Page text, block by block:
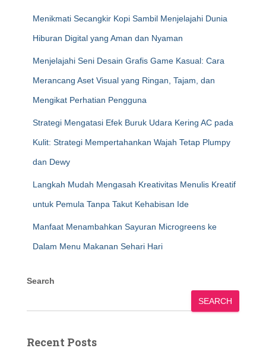
Menikmati Secangkir Kopi Sambil Menjelajahi Dunia
Hiburan Digital yang Aman dan Nyaman
Menjelajahi Seni Desain Grafis Game Kasual: Cara
Merancang Aset Visual yang Ringan, Tajam, dan
Mengikat Perhatian Pengguna
Strategi Mengatasi Efek Buruk Udara Kering AC pada
Kulit: Strategi Mempertahankan Wajah Tetap Plumpy
dan Dewy
Langkah Mudah Mengasah Kreativitas Menulis Kreatif
untuk Pemula Tanpa Takut Kehabisan Ide
Manfaat Menambahkan Sayuran Microgreens ke
Dalam Menu Makanan Sehari Hari
Search
SEARCH
Recent Posts